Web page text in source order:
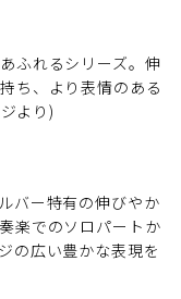
ふれるシリーズ。伸
ち、より表情のある
より)
バー特有の伸びやか
楽でのソロパートか
の広い豊かな表現を